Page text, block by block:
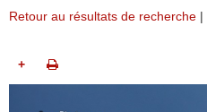
Retour au résultats de recherche |
+